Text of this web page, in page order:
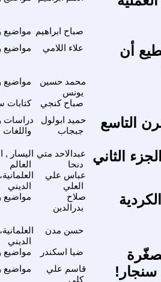
مواضيع صباح ابراهيم
مواضيع
علاء اللامي
أن
مواضيع
محمد حسين
يونس
كتابات صباح كنجي
دراسات
واللغات
حميد ابولول
جبجاب
التاسع
اليسار ,
العالم
عبدالاحد متي
دنحا
الثاني
الديني
عباس علي
العلي
مواضيع
صلاح
بدرالدين
الديني
حسن مدن
مواضيع ضيا اسكندر
مواضيع
قاسم علي
كلي
سنجار!